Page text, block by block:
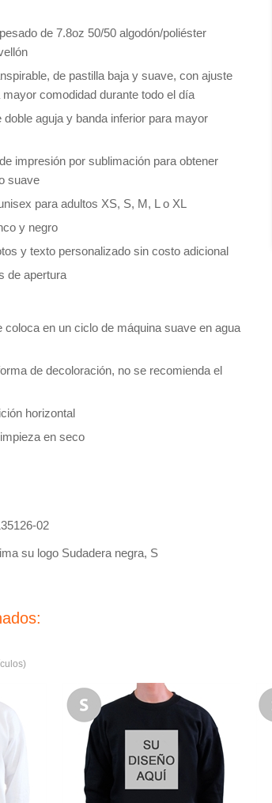
de 7.8oz 50/50 algodón/poliéster
de pastilla baja y suave, con ajuste
comodidad durante todo el día
aguja y banda inferior para mayor
impresión por sublimación para obtener
suave
para adultos XS, S, M, L o XL
y negro
y texto personalizado sin costo adicional
de apertura
coloca en un ciclo de máquina suave en agua
de decoloración, no se recomienda el
horizontal
en seco
02
su logo Sudadera negra, S